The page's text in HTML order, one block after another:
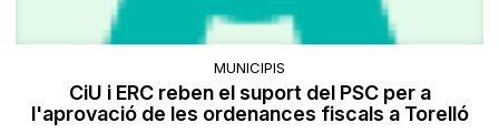
MUNICIPIS
CiU i ERC reben el suport del PSC per a
l'aprovació de les ordenances fiscals a Torelló